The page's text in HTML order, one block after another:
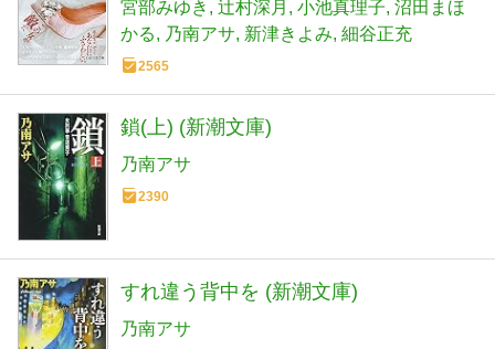
宮部みゆき 辻村深月 小池真理子 沼田まほ
かる
乃南アサ 新津きよみ 細谷正充
2565
鎖(上) (新潮文庫)
乃南アサ
2390
すれ違う背中を (新潮文庫)
乃南アサ